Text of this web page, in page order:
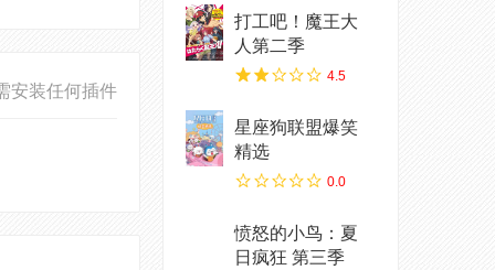
安装任何插件
打工吧！魔王大
人第二季
4.5
星座狗联盟爆笑
精选
0.0
愤怒的小鸟：夏
日疯狂 第三季